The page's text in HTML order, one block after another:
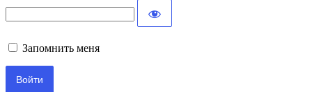
Запомнить меня